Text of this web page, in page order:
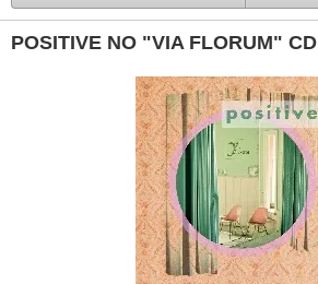
POSITIVE NO "VIA FLORUM" CD